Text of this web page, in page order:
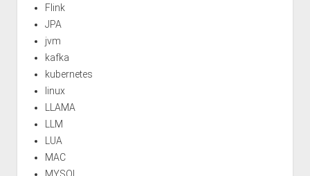
Flink
JPA
jvm
kafka
kubernetes
linux
LLAMA
LLM
LUA
MAC